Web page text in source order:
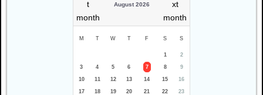
August 2026
M T W T F S S
1 2
3 4 5 6 7 8 9
10 11 12 13 14 15 16
17 18 19 20 21 22 23